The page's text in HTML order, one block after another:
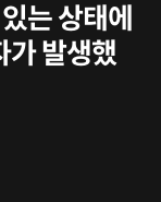
는 상태에
가 발생했